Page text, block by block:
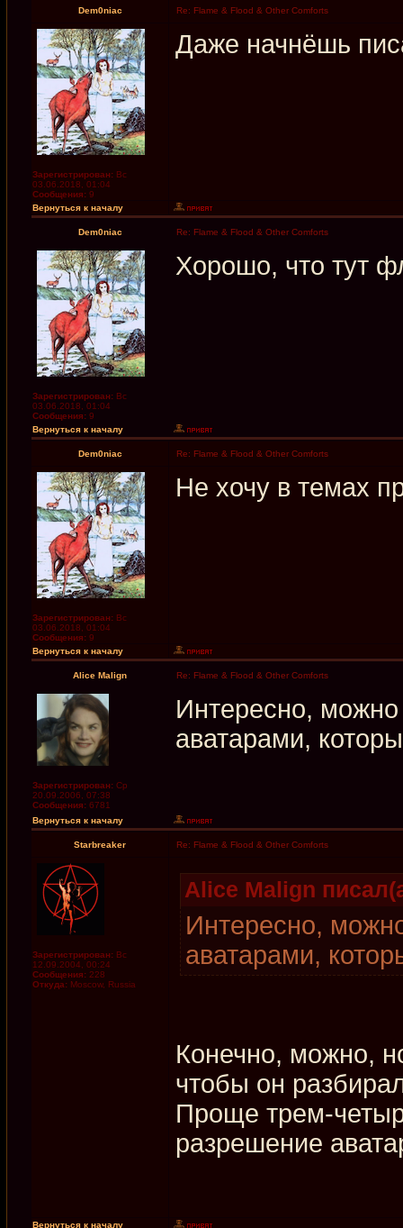
Dem0niac Re: Flame & Flood & Other Comforts
Зарегистрирован: Вс
03.06.2018, 01:04
Сообщения: 9
Даже начнёшь
Вернуться к началу
Dem0niac Re: Flame & Flood & Other Comforts
Зарегистрирован: Вс
03.06.2018, 01:04
Сообщения: 9
Хорошо, что тут
Вернуться к началу
Dem0niac Re: Flame & Flood & Other Comforts
Зарегистрирован: Вс
03.06.2018, 01:04
Сообщения: 9
Не хочу в темах
Вернуться к началу
Alice Malign Re: Flame & Flood & Other Comforts
Зарегистрирован: Ср
20.09.2006, 07:38
Сообщения: 6781
Интересно,
аватарами,
Вернуться к началу
Starbreaker Re: Flame & Flood & Other Comforts
Зарегистрирован: Вс
12.09.2004, 00:24
Сообщения: 228
Откуда: Moscow, Russia
Alice Malign
Интересно,
аватарами,
Конечно, можно,
чтобы он
Проще трем-
разрешение
Вернуться к началу